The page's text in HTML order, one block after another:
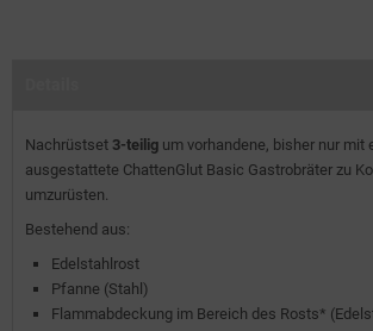
Nachrüstset 3-teilig um vorhandene, bisher nur mit
ausgestattete ChattenGlut Basic Gastrobräter zu
umzurüsten.
Bestehend aus:
Edelstahlrost
Pfanne (Stahl)
Flammabdeckung im Bereich des Rosts*